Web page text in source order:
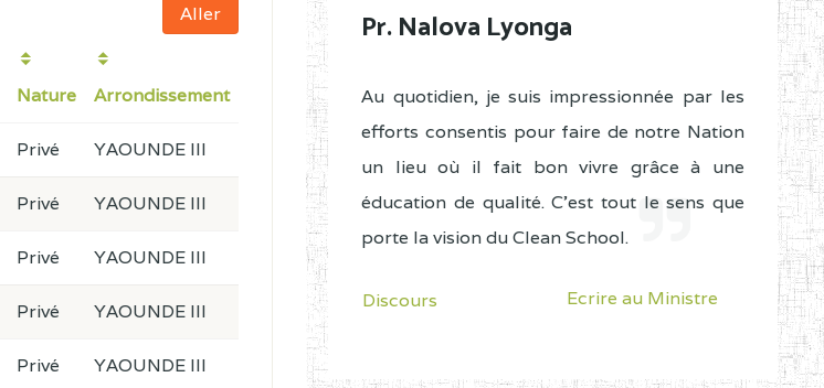
Nature Arrondissement
Privé YAOUNDE III
Privé YAOUNDE III
Privé YAOUNDE III
Privé YAOUNDE III
Privé YAOUNDE III
Pr. Nalova Lyonga
Au quotidien, je suis impressionnée par les
efforts consentis pour faire de notre Nation
un lieu où il fait bon vivre grâce à une
éducation de qualité. C'est tout le sens que
porte la vision du Clean School.
Discours Ecrire au Ministre